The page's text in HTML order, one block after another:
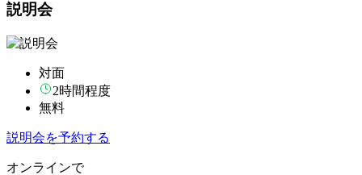
説明会
対面
2時間程度
無料
説明会を予約する
オンラインで